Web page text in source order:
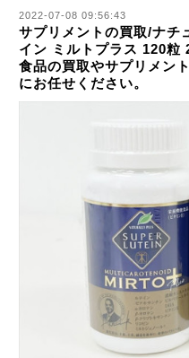
2022-07-08 09:56:43
サプリメントの買取/ナチ
イン ミルトプラス 120粒
食品の買取やサプリメン
にお任せください。